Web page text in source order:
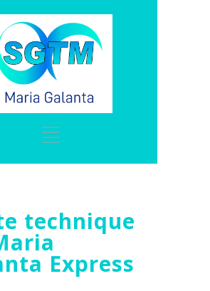
technique
Express